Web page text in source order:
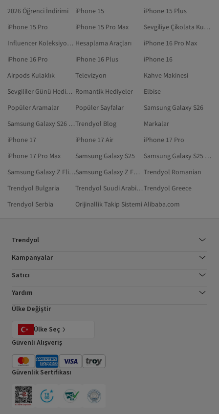
2026 Öğrenci İndirimi
iPhone 15
iPhone 15 Plus
iPhone 15 Pro
iPhone 15 Pro Max
Sevgiliye Çikolata Kutusu
Influencer Koleksiyonları Hesaplama Araçları
iPhone 16 Pro Max
iPhone 16 Pro
iPhone 16 Plus
iPhone 16
Airpods Kulaklık
Televizyon
Kahve Makinesi
Sevgililer Günü Hediyesi Romantik Hediyeler
Elbise
Popüler Aramalar
Popüler Sayfalar
Samsung Galaxy S26
Samsung Galaxy S26 UltraTrendyol Blog
Markalar
iPhone 17
iPhone 17 Air
iPhone 17 Pro
iPhone 17 Pro Max
Samsung Galaxy S25
Samsung Galaxy S25 Ultra
Samsung Galaxy Z Flip 7
Samsung Galaxy Z Fold 7 Trendyol Romanian
Trendyol Bulgaria
Trendyol Suudi ArabistanTrendyol Greece
Trendyol Serbia
Orijinallik Takip Sistemi Alibaba.com
Trendyol
Kampanyalar
Satıcı
Yardım
Ülke Değiştir
Ülke Seç
Güvenli Alışveriş
Güvenlik Sertifikası